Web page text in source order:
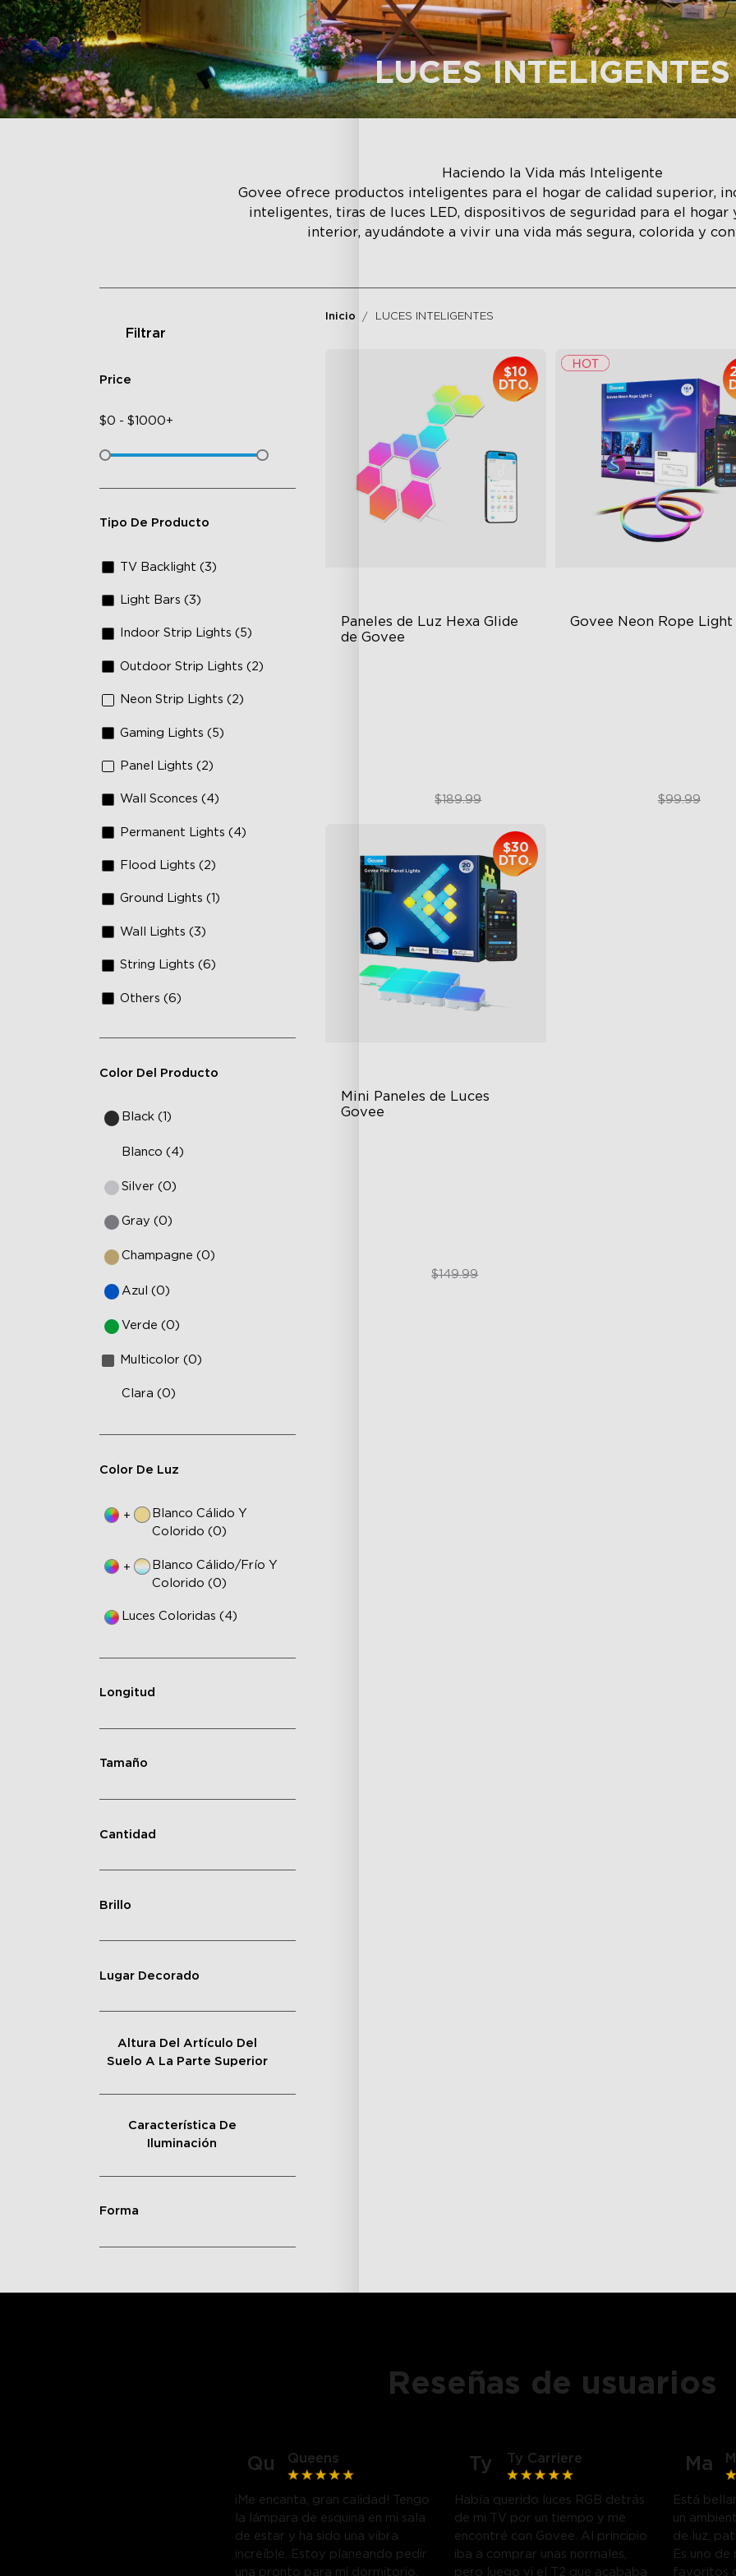
LUCES INTELIGENTES
Haciendo la Vida más Inteligente
Govee ofrece productos inteligentes para el hogar de calidad superior,
inteligentes, tiras de luces LED, dispositivos de seguridad para el
interior, ayudándote a vivir una vida más segura, colorida y
Filtrar
Price
$0 - $1000+
Tipo De Producto
TV Backlight (3)
Light Bars (3)
Indoor Strip Lights (5)
Outdoor Strip Lights (2)
Neon Strip Lights (2)
Gaming Lights (5)
Panel Lights (2)
Wall Sconces (4)
Permanent Lights (4)
Flood Lights (2)
Ground Lights (1)
Wall Lights (3)
String Lights (6)
Others (6)
Color Del Producto
Black (1)
Blanco (4)
Silver (0)
Gray (0)
Champagne (0)
Azul (0)
Verde (0)
Multicolor (0)
Clara (0)
Color De Luz
+
Blanco Cálido Y
Colorido (0)
+
Blanco Cálido/frío Y
Colorido (0)
Luces Coloridas (4)
Longitud
Tamaño
Cantidad
Brillo
Lugar Decorado
Altura Del Artículo Del
Suelo A La Parte Superior
Característica De
Iluminación
Forma
Inicio LUCES INTELIGENTES
Paneles de Luz Hexa Glide
de Govee
$10
DTO.
$179.99$189.99
Govee Neon Rope Light
$79.99$99.99
Mini Paneles de Luces
Govee
$30
DTO.
$119.99$149.99
Reseñas de usuarios
Qu Queens
¡Me encanta, gran calidad! Tengo
la lámpara de esquina en mi sala
de estar y ha sido una vibra
increíble. Estoy planeando pedir
una pronto para mi dormitorio.
Ty Ty Carriere
Había querido luces RGB detrás
de mi TV por un tiempo y me
encontré con Govee. Al principio
iba a comprar unas normales,
pero luego vi el T2 que acababa
Ma
Está
un
de luz,
Es uno
favoritos